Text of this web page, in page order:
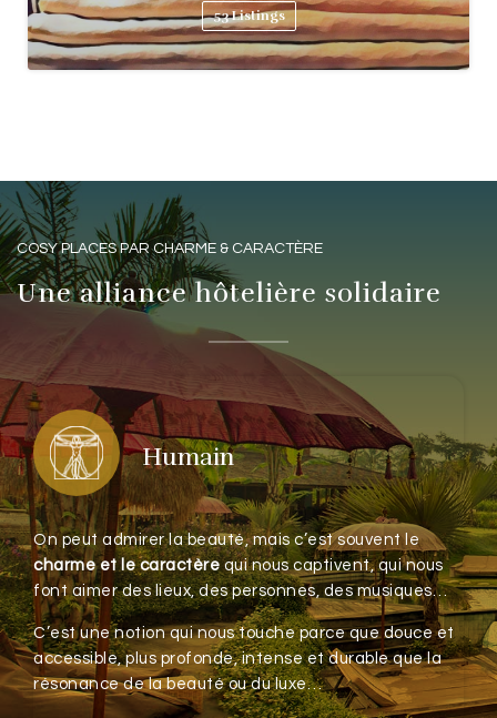
53 Listings
COSY PLACES PAR CHARME & CARACTÈRE
Une alliance hôtelière solidaire
Humain
On peut admirer la beauté, mais c’est souvent le
charme et le caractèrequi nous captivent, qui nous
font aimer des lieux, des personnes, des musiques…
C’est une notion qui nous touche parce que douce et
accessible, plus profonde, intense et durable que la
résonance de la beauté ou du luxe…